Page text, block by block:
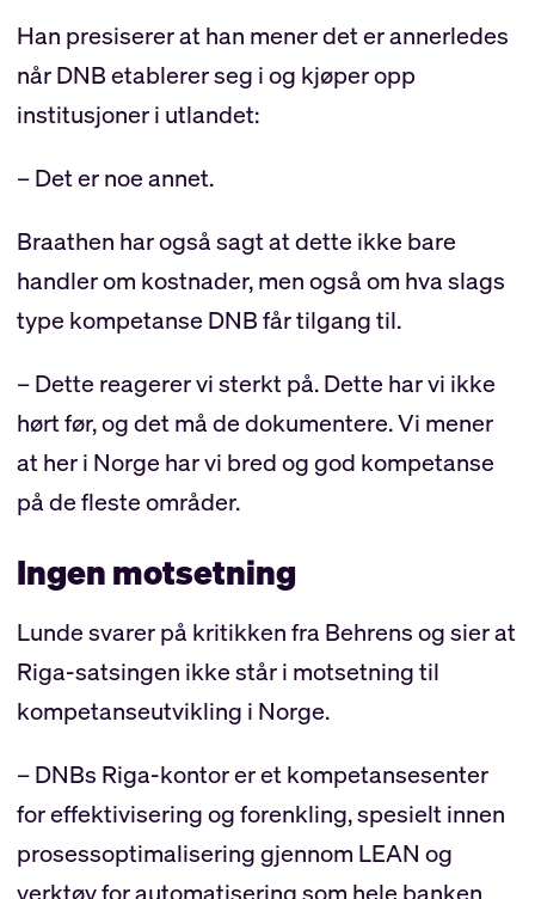
Han presiserer at han mener det er annerledes
når DNB etablerer seg i og kjøper opp
institusjoner i utlandet:
– Det er noe annet.
Braathen har også sagt at dette ikke bare
handler om kostnader, men også om hva slags
type kompetanse DNB får tilgang til.
– Dette reagerer vi sterkt på. Dette har vi ikke
hørt før, og det må de dokumentere. Vi mener
at her i Norge har vi bred og god kompetanse
på de fleste områder.
Ingen motsetning
Lunde svarer på kritikken fra Behrens og sier at
Riga-satsingen ikke står i motsetning til
kompetanseutvikling i Norge.
– DNBs Riga-kontor er et kompetansesenter
for effektivisering og forenkling, spesielt innen
prosessoptimalisering gjennom LEAN og
verktøy for automatisering som hele banken